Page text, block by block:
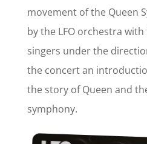
movement of the Queen
by the LFO orchestra
singers under the
the concert an
the story of Queen and
symphony.